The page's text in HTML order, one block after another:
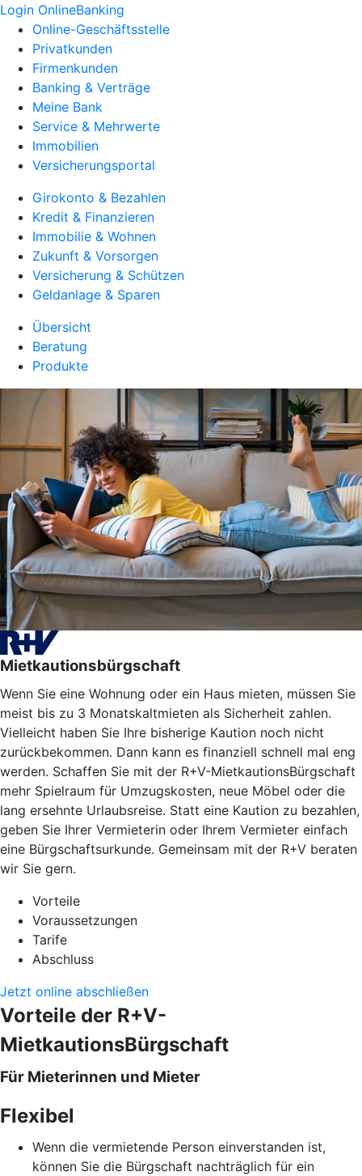
Login OnlineBanking
Online-Geschäftsstelle
Privatkunden
Firmenkunden
Banking & Verträge
Meine Bank
Service & Mehrwerte
Immobilien
Versicherungsportal
Girokonto & Bezahlen
Kredit & Finanzieren
Immobilie & Wohnen
Zukunft & Vorsorgen
Versicherung & Schützen
Geldanlage & Sparen
Übersicht
Beratung
Produkte
Mietkautionsbürgschaft
Wenn Sie eine Wohnung oder ein Haus mieten, müssen Sie
meist bis zu 3 Monatskaltmieten als Sicherheit zahlen.
Vielleicht haben Sie Ihre bisherige Kaution noch nicht
zurückbekommen. Dann kann es finanziell schnell mal eng
werden. Schaffen Sie mit der R+V-MietkautionsBürgschaft
mehr Spielraum für Umzugskosten, neue Möbel oder die
lang ersehnte Urlaubsreise. Statt eine Kaution zu bezahlen,
geben Sie Ihrer Vermieterin oder Ihrem Vermieter einfach
eine Bürgschaftsurkunde. Gemeinsam mit der R+V beraten
wir Sie gern.
Vorteile
Voraussetzungen
Tarife
Abschluss
Jetzt online abschließen
Vorteile der R+V-
MietkautionsBürgschaft
Für Mieterinnen und Mieter
Flexibel
Wenn die vermietende Person einverstanden ist,
können Sie die Bürgschaft nachträglich für ein